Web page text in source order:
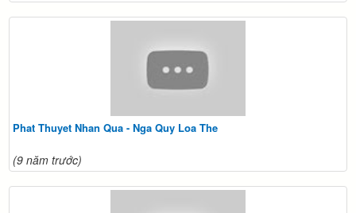
Phat Thuyet Nhan Qua - Nga Quy Loa The
(9 năm trước)